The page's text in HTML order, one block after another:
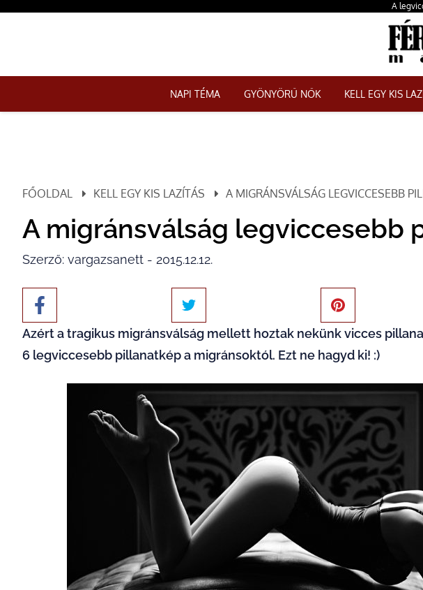
A
NAPI TÉMA GYÖNYÖRŰ NŐK KELL EGY KIS
FŐOLDAL KELL EGY KIS LAZÍTÁS A MIGRÁNSVÁLSÁG LEGVICCESEBB
A migránsválság legviccesebb
Szerző: vargazsanett - 2015.12.12.
Azért a tragikus migránsválság mellett hoztak nekünk vicces
6 legviccesebb pillanatkép a migránsoktól. Ezt ne hagyd ki! :)